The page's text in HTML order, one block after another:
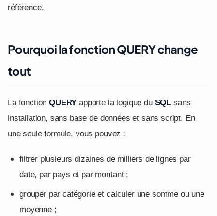
référence.
Pourquoi la fonction QUERY change
tout
La fonctionQUERY apporte la logique du SQL sans
installation, sans base de données et sans script. En
une seule formule, vous pouvez :
filtrer plusieurs dizaines de milliers de lignes par
date, par pays et par montant ;
grouper par catégorie et calculer une somme ou une
moyenne ;